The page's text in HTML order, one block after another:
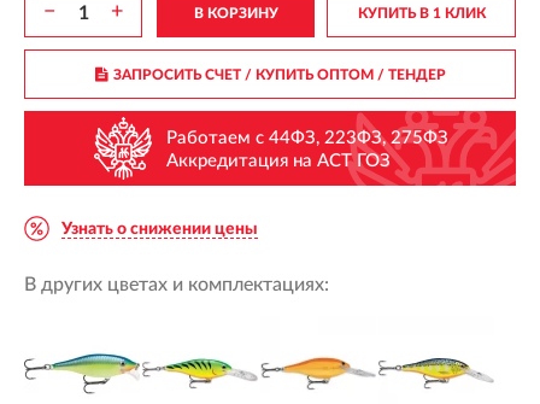
− + В КОРЗИНУ КУПИТЬ В 1 КЛИК
ЗАПРОСИТЬ СЧЕТ / КУПИТЬ ОПТОМ/ ТЕНДЕР
Работаем с 44ФЗ, 223ФЗ, 275ФЗ
Аккредитация на АСТ ГОЗ
Узнать о снижении цены
В других цветах и комплектациях: